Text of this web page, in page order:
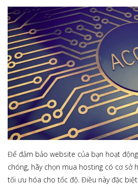
Để đảm bảo website của bạn hoạt
chóng, hãy chọn mua hosting có cơ sở
tối ưu hóa cho tốc độ. Điều này đặc